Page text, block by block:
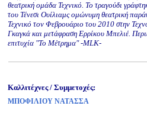
θεατρική ομάδα Τεχνικό. Το τραγούδι
του Τένεσι Ουίλιαμς ομώνυμη θεατρική
Τεχνικό τον Φεβρουάριο του 2010 στην
Γκαγκά και μετάφραση Ερρίκου Μπελιέ.
επιτυχία "Το Μέτρημα" -MLK-
Καλλιτέχνες / Συμμετοχές:
ΜΠΟΦΙΛΙΟΥ ΝΑΤΑΣΣΑ